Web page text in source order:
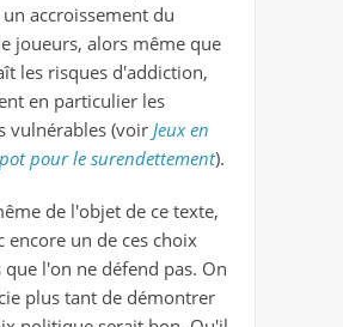
accroissement du
joueurs, alors même que
les risques d'addiction,
en particulier les
vulnérables (voir Jeux en
pour le surendettement).
de l'objet de ce texte,
encore un de ces choix
l'on ne défend pas. On
plus tant de démontrer